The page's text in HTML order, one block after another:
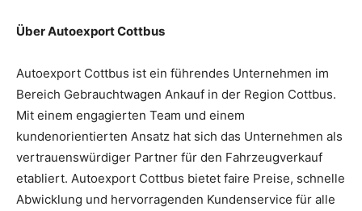
Über Autoexport Cottbus
Autoexport Cottbus ist ein führendes Unternehmen im
Bereich Gebrauchtwagen Ankauf in der Region Cottbus.
Mit einem engagierten Team und einem
kundenorientierten Ansatz hat sich das Unternehmen als
vertrauenswürdiger Partner für den Fahrzeugverkauf
etabliert. Autoexport Cottbus bietet faire Preise, schnelle
Abwicklung und hervorragenden Kundenservice für alle